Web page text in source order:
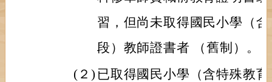
習，但尚未取得國民小學（
段）教師證書者 （舊制）。
(２) 已取得國民小學（含特殊教